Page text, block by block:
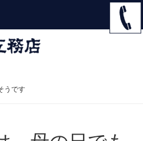
うです